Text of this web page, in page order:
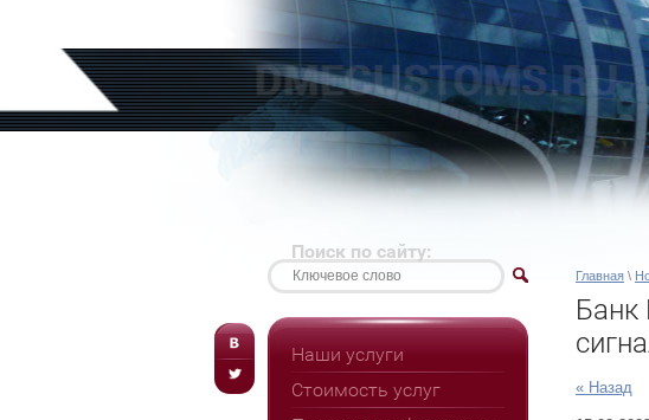
Главная \
Банк
« Назад
Поиск по сайту:
Наши услуги
Стоимость услуг